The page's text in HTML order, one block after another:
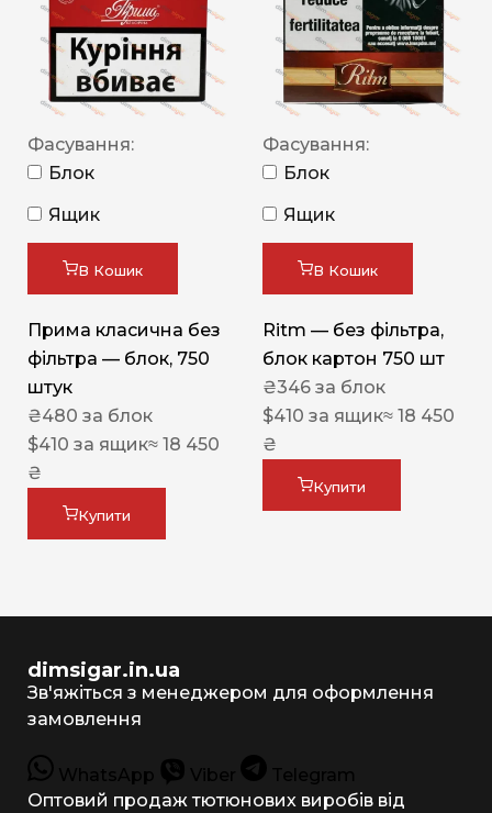
Фасування:
Блок
Ящик
В Кошик
Прима класична без
фільтра — блок, 750
штук
₴480 за блок
$410 за ящик≈ 18 450
₴
Купити
Фасування:
Блок
Ящик
В Кошик
Ritm — без фільтра,
блок картон 750 шт
₴346 за блок
$410 за ящик≈ 18 450
₴
Купити
dimsigar.in.ua
Зв'яжіться з менеджером для оформлення
замовлення
WhatsApp Viber
Telegram
Оптовий продаж тютюнових виробів від